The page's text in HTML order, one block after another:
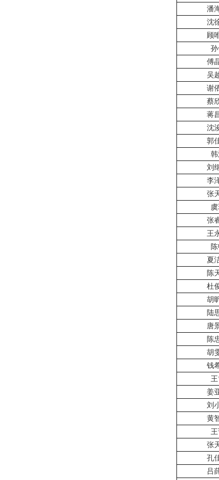
潘
沈
顾
傅
吴
谢
蔡
蒋
沈
郭
刘
李
张
张
王
夏
陈
杜
胡
陆
唐
陈
胡
钱
姜
刘
黄
张
孔
吕